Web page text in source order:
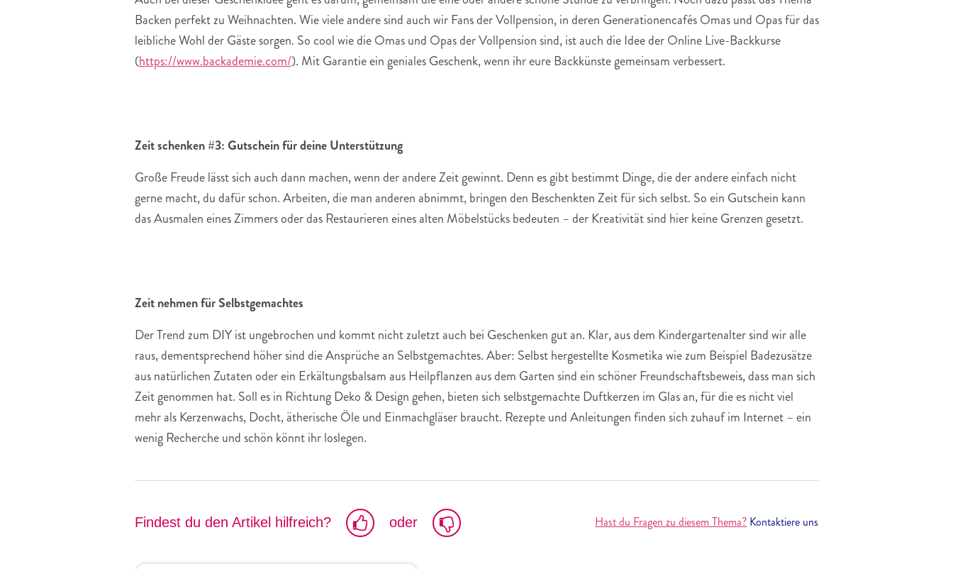
Backen perfekt zu Weihnachten. Wie viele andere sind auch wir Fans der Vollpension, in deren Generationencafés Omas und Opas für das
leibliche Wohl der Gäste sorgen. So cool wie die Omas und Opas der Vollpension sind, ist auch die Idee der Online Live-Backkurse
(https://www.backademie.com/). Mit Garantie ein geniales Geschenk, wenn ihr eure Backkünste gemeinsam verbessert.
Zeit schenken #3: Gutschein für deine Unterstützung
Große Freude lässt sich auch dann machen, wenn der andere Zeit gewinnt. Denn es gibt bestimmt Dinge, die der andere einfach nicht
gerne macht, du dafür schon. Arbeiten, die man anderen abnimmt, bringen den Beschenkten Zeit für sich selbst. So ein Gutschein kann
das Ausmalen eines Zimmers oder das Restaurieren eines alten Möbelstücks bedeuten – der Kreativität sind hier keine Grenzen gesetzt.
Zeit nehmen für Selbstgemachtes
Der Trend zum DIY ist ungebrochen und kommt nicht zuletzt auch bei Geschenken gut an. Klar, aus dem Kindergartenalter sind wir alle
raus, dementsprechend höher sind die Ansprüche an Selbstgemachtes. Aber: Selbst hergestellte Kosmetika wie zum Beispiel Badezusätze
aus natürlichen Zutaten oder ein Erkältungsbalsam aus Heilpflanzen aus dem Garten sind ein schöner Freundschaftsbeweis, dass man sich
Zeit genommen hat. Soll es in Richtung Deko & Design gehen, bieten sich selbstgemachte Duftkerzen im Glas an, für die es nicht viel
mehr als Kerzenwachs, Docht, ätherische Öle und Einmachgläser braucht. Rezepte und Anleitungen finden sich zuhauf im Internet – ein
wenig Recherche und schön könnt ihr loslegen.
Findest du den Artikel hilfreich? oder Hast du Fragen zu diesem Thema? Kontaktiere uns